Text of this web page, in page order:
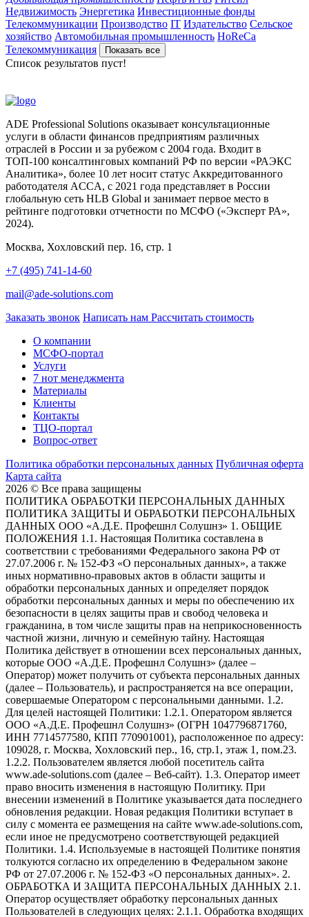
Недвижимость Энергетика Инвестиционные фонды
Телекоммуникации Производство IT Издательство Сельское
хозяйство Автомобильная промышленность HoReCa
Телекоммуникация
Показать все
Список результатов пуст!
ADE Professional Solutions оказывает консультационные
услуги в области финансов предприятиям различных
отраслей в России и за рубежом с 2004 года. Входит в
ТОП-100 консалтинговых компаний РФ по версии «РАЭКС
Аналитика», более 10 лет носит статус Аккредитованного
работодателя ACCA, с 2021 года представляет в России
глобальную сеть HLB Global и занимает первое место в
рейтинге подготовки отчетности по МСФО («Эксперт РА»,
2024).
Москва, Хохловский пер. 16, стр. 1
+7 (495) 741-14-60
mail@ade-solutions.com
Заказать звонок Написать нам Рассчитать стоимость
О компании
МСФО-портал
Услуги
7 нот менеджмента
Материалы
Клиенты
Контакты
ТЦО-портал
Вопрос-ответ
Политика обработки персональных данных Публичная оферта
Карта сайта
2026 © Все права защищены
ПОЛИТИКА ОБРАБОТКИ ПЕРСОНАЛЬНЫХ ДАННЫХ
ПОЛИТИКА ЗАЩИТЫ И ОБРАБОТКИ ПЕРСОНАЛЬНЫХ
ДАННЫХ ООО «А.Д.Е. Профешнл Солушнз» 1. ОБЩИЕ
ПОЛОЖЕНИЯ 1.1. Настоящая Политика составлена в
соответствии с требованиями Федерального закона РФ от
27.07.2006 г. № 152-ФЗ «О персональных данных», а также
иных нормативно-правовых актов в области защиты и
обработки персональных данных и определяет порядок
обработки персональных данных и меры по обеспечению их
безопасности в целях защиты прав и свобод человека и
гражданина, в том числе защиты прав на неприкосновенность
частной жизни, личную и семейную тайну. Настоящая
Политика действует в отношении всех персональных данных,
которые ООО «А.Д.Е. Профешнл Солушнз» (далее –
Оператор) может получить от субъекта персональных данных
(далее – Пользователь), и распространяется на все операции,
совершаемые Оператором с персональными данными. 1.2.
Для целей настоящей Политики: 1.2.1. Оператором является
ООО «А.Д.Е. Профешнл Солушнз» (ОГРН 1047796871760,
ИНН 7714577580, КПП 770901001), расположенное по адресу:
109028, г. Москва, Хохловский пер., 16, стр.1, этаж 1, пом.23.
1.2.2. Пользователем является любой посетитель сайта
www.ade-solutions.com (далее – Веб-сайт). 1.3. Оператор имеет
право вносить изменения в настоящую Политику. При
внесении изменений в Политике указывается дата последнего
обновления редакции. Новая редакция Политики вступает в
силу с момента ее размещения на сайте www.ade-solutions.com,
если иное не предусмотрено соответствующей редакцией
Политики. 1.4. Используемые в настоящей Политике понятия
толкуются согласно их определению в Федеральном законе
РФ от 27.07.2006 г. № 152-ФЗ «О персональных данных». 2.
ОБРАБОТКА И ЗАЩИТА ПЕРСОНАЛЬНЫХ ДАННЫХ 2.1.
Оператор осуществляет обработку персональных данных
Пользователей в следующих целях: 2.1.1. Обработка входящих